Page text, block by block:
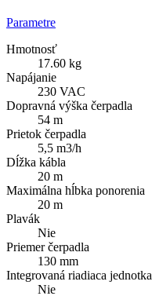
Parametre
Hmotnosť
17.60 kg
Napájanie
230 VAC
Dopravná výška čerpadla
54 m
Prietok čerpadla
5,5 m3/h
Dĺžka kábla
20 m
Maximálna hĺbka ponorenia
20 m
Plavák
Nie
Priemer čerpadla
130 mm
Integrovaná riadiaca jednotka
Nie